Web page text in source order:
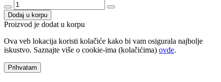
Dodaj u korpu
Proizvod je dodat u korpu
Ova veb lokacija koristi kolačiće kako bi vam osigurala najbolje
iskustvo. Saznajte više o cookie-ima (kolačićima) ovde.
Prihvatam